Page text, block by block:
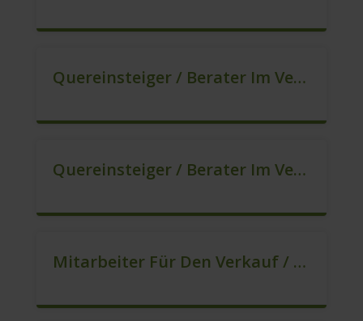
Quereinsteiger / Berater Im Vertrieb, Keine Zeitarbeit! (m/w/d)
Quereinsteiger / Berater Im Vertrieb – Ab Sofort (m/w/d)
Mitarbeiter Für Den Verkauf / Quereinsteiger (m/w/d)